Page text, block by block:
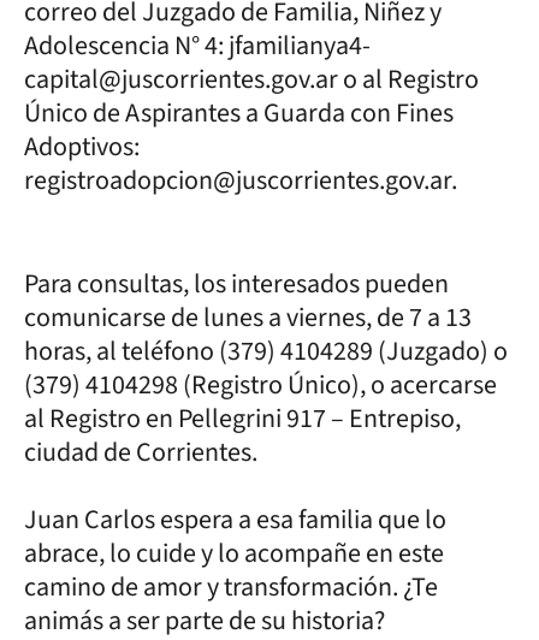
correo del Juzgado de Familia, Niñez y
Adolescencia N° 4: jfamilianya4-
capital@juscorrientes.gov.ar o al Registro
Único de Aspirantes a Guarda con Fines
Adoptivos:
registroadopcion@juscorrientes.gov.ar.
Para consultas, los interesados pueden
comunicarse de lunes a viernes, de 7 a 13
horas, al teléfono (379) 4104289 (Juzgado) o
(379) 4104298 (Registro Único), o acercarse
al Registro en Pellegrini 917 – Entrepiso,
ciudad de Corrientes.
Juan Carlos espera a esa familia que lo
abrace, lo cuide y lo acompañe en este
camino de amor y transformación. ¿Te
animás a ser parte de su historia?